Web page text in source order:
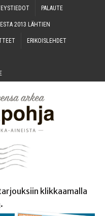
PALAU­TE
2013 LÄHTIEN
ERI­KOIS­LEH­DET
klikkaamalla
.